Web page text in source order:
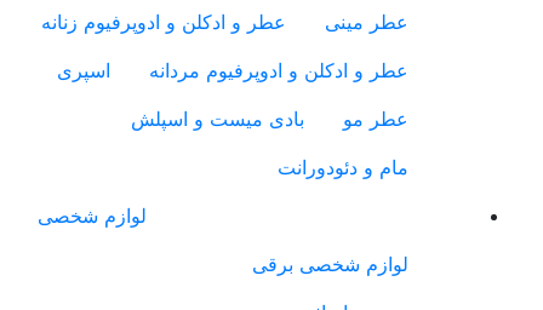
عطر مینی
عطر و ادکلن و ادوپرفیوم زنانه
عطر و ادکلن و ادوپرفیوم مردانه
اسپری
عطر مو
بادی میست و اسپلش
مام و دئودورانت
لوازم شخصی
لوازم شخصی برقی